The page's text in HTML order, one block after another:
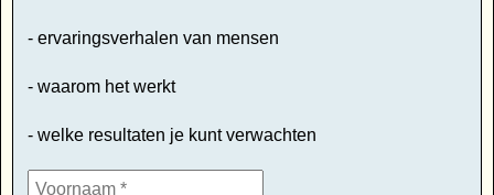
- ervaringsverhalen van mensen
- waarom het werkt
- welke resultaten je kunt verwachten